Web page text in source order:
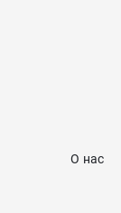
О нас